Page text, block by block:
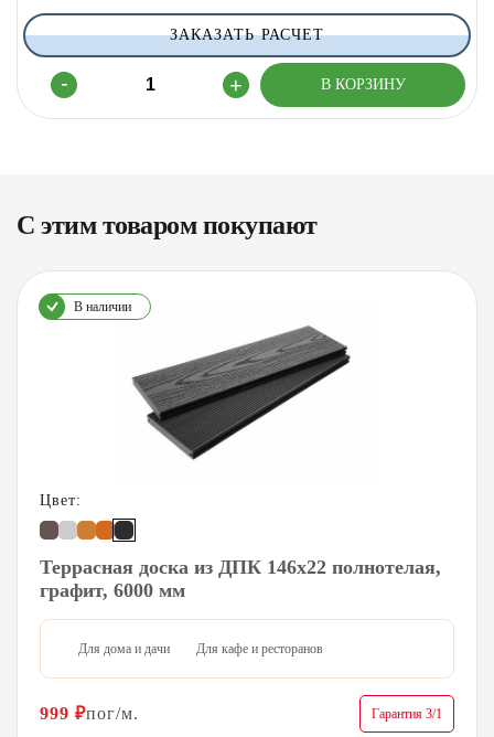
ЗАКАЗАТЬ РАСЧЕТ
С этим товаром покупают
В наличии
Цвет:
Террасная доска из ДПК 146х22 полнотелая,
графит, 6000 мм
Для дома и дачи Для кафе и ресторанов
999 ₽пог/м. Гарантия 3/1